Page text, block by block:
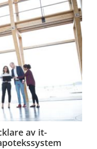
av it-